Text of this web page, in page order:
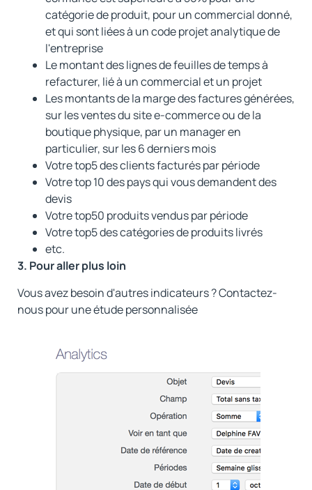
catégorie de produit, pour un commercial donné,
et qui sont liées à un code projet analytique de
l'entreprise
Le montant des lignes de feuilles de temps à
refacturer, lié à un commercial et un projet
Les montants de la marge des factures générées,
sur les ventes du site e-commerce ou de la
boutique physique, par un manager en
particulier, sur les 6 derniers mois
Votre top5 des clients facturés par période
Votre top 10 des pays qui vous demandent des
devis
Votre top50 produits vendus par période
Votre top5 des catégories de produits livrés
etc.
3. Pour aller plus loin
Vous avez besoin d'autres indicateurs ? Contactez-
nous pour une étude personnalisée